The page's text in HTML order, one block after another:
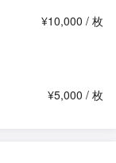
¥10,000 / 枚
¥5,000 / 枚